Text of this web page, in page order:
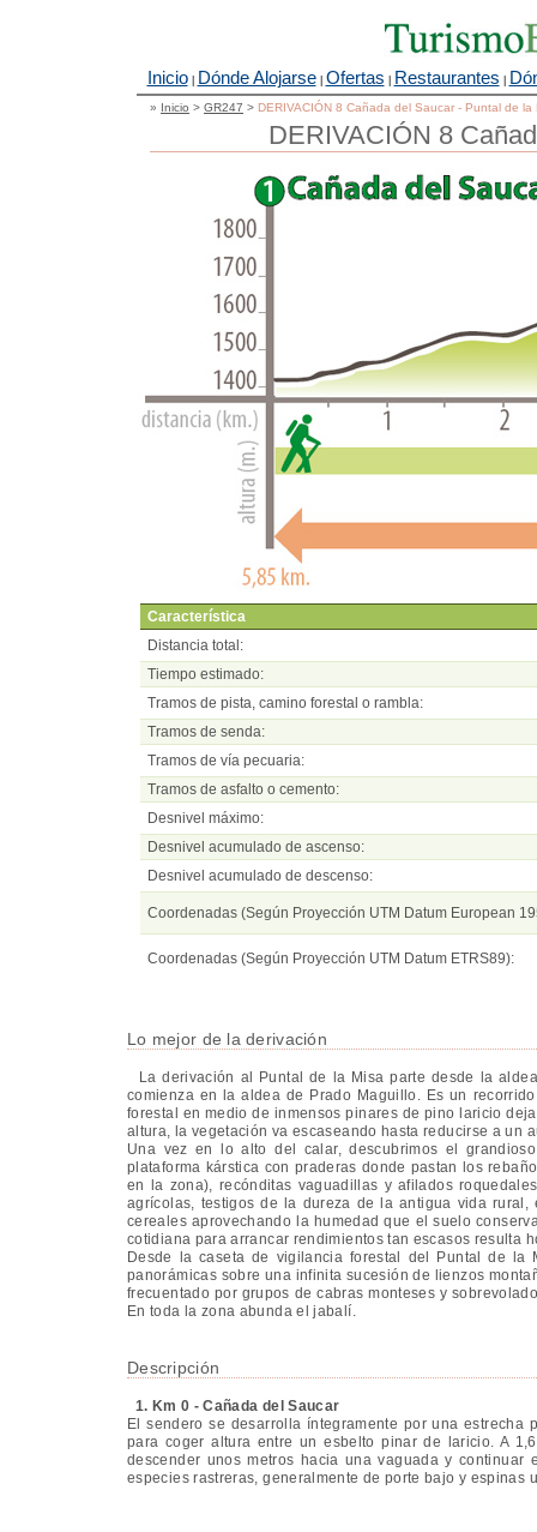
Inicio| Dónde Alojarse| Ofertas | Restaurantes |
» Inicio > GR247 > DERIVACIÓN 8 Cañada del Saucar - Puntal de la
DERIVACIÓN 8
Característica
Distancia total:
Tiempo estimado:
Tramos de pista, camino forestal o rambla:
Tramos de senda:
Tramos de vía pecuaria:
Tramos de asfalto o cemento:
Desnivel máximo:
Desnivel acumulado de ascenso:
Desnivel acumulado de descenso:
Coordenadas (Según Proyección UTM Datum European
Coordenadas (Según Proyección UTM Datum ETRS89):
Lo mejor de la derivación
La derivación al Puntal de la Misa parte desde la
comienza en la aldea de Prado Maguillo. Es un
forestal en medio de inmensos pinares de pino laricio
altura, la vegetación va escaseando hasta reducirse a un
Una vez en lo alto del calar, descubrimos el
plataforma kárstica con praderas donde pastan los
en la zona), recónditas vaguadillas y afilados
agrícolas, testigos de la dureza de la antigua vida
cereales aprovechando la humedad que el suelo
cotidiana para arrancar rendimientos tan escasos resulta
Desde la caseta de vigilancia forestal del Puntal de
panorámicas sobre una infinita sucesión de lienzos
frecuentado por grupos de cabras monteses y
En toda la zona abunda el jabalí.
Descripción
1. Km 0 - Cañada del Saucar
El sendero se desarrolla íntegramente por una
para coger altura entre un esbelto pinar de laricio. A
descender unos metros hacia una vaguada y
especies rastreras, generalmente de porte bajo y